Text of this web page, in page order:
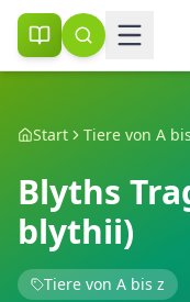
Start Tiere von A
Blyths
blythii)
Tiere von A bis z